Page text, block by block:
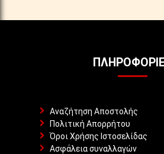
Αναζήτηση Αποστολής
Πολιτική Απορρήτου
Όροι Χρήσης Ιστοσελίδας
Ασφάλεια συναλλαγών